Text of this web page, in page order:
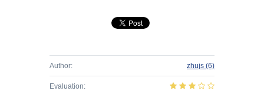
Author: zhujs (6)
Evaluation: